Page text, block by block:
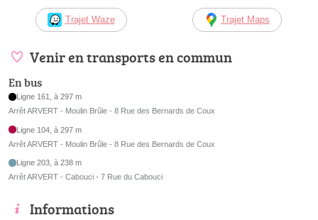
Trajet Waze Trajet Maps
Venir en transports en commun
En bus
Ligne 161, à 297 m
Arrêt ARVERT - Moulin Brûle - 8 Rue des Bernards de Coux
Ligne 104, à 297 m
Arrêt ARVERT - Moulin Brûle - 8 Rue des Bernards de Coux
Ligne 203, à 238 m
Arrêt ARVERT - Cabouci - 7 Rue du Cabouci
Informations